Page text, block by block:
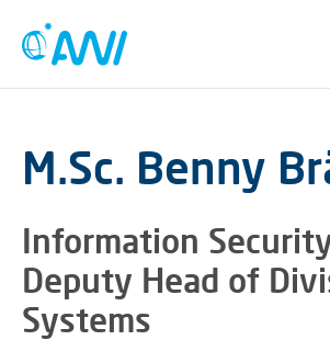
M.Sc. Benny
Information
Deputy Head of
Systems